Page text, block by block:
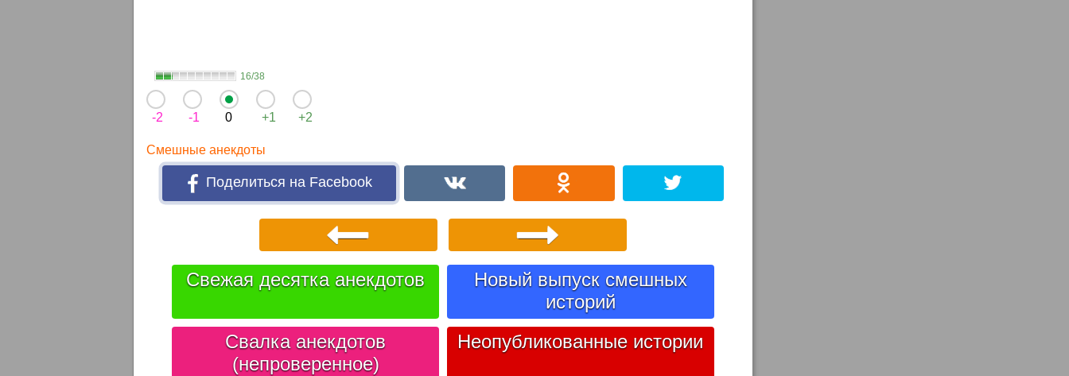
16/38
-2 -1 0 +1 +2
Смешные анекдоты
Поделиться на Facebook
Свежая десятка анекдотов
Новый выпуск смешных
историй
Свалка анекдотов
(непроверенное)
Неопубликованные истории